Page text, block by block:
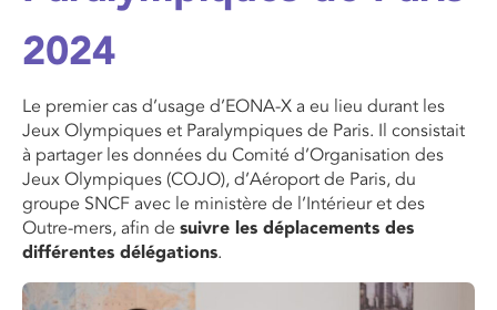
2024
Le premier cas d’usage d’EONA-X a eu lieu durant les
Jeux Olympiques et Paralympiques de Paris. Il consistait
à partager les données du Comité d’Organisation des
Jeux Olympiques (COJO), d’Aéroport de Paris, du
groupe SNCF avec le ministère de l’Intérieur et des
Outre-mers, afin de suivre les déplacements des
différentes délégations.